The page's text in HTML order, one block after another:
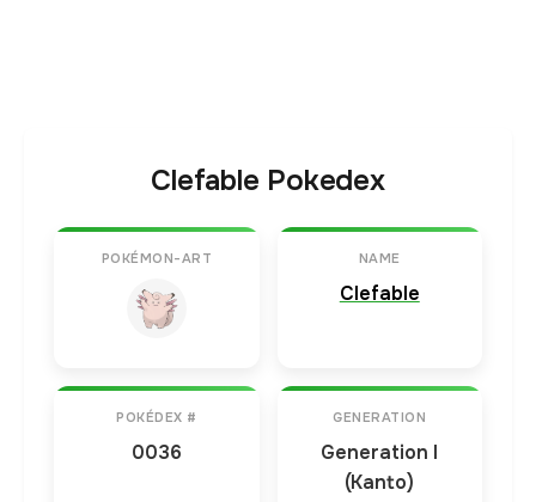
Clefable Pokedex
POKÉMON-ART NAME
Clefable
POKÉDEX #
0036
GENERATION
Generation I
(Kanto)